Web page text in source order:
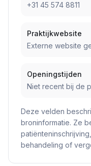
+31 45 574 8811
Praktijkwebsite
Externe website
Openingstijden
Niet recent bij de
Deze velden
broninformatie. Ze
behandeling of